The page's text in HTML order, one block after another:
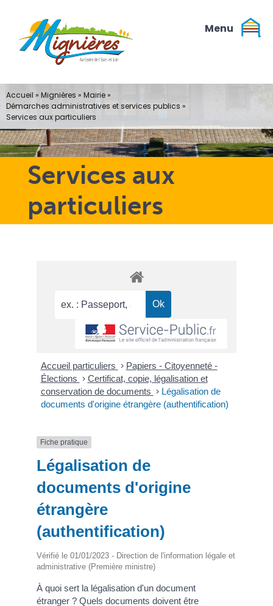
contenu
Services aux
particuliers
Accueil » Mignières » Mairie»
Démarches administratives et services publics »
Services aux particuliers
Accueil particuliers > Papiers - Citoyenneté -
Élections > Certificat, copie, légalisation et
conservation de documents > Légalisation de
documents d'origine étrangère (authentification)
Fiche pratique
Légalisation de
documents d'origine
étrangère
(authentification)
Vérifié le 01/01/2023 - Direction de l'information légale et
administrative (Première ministre)
À quoi sert la légalisation d'un document
étranger ? Quels documents doivent être